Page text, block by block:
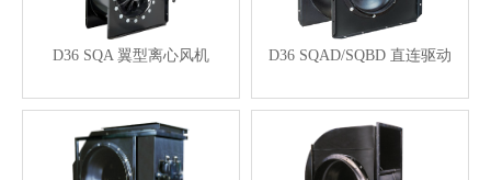
D36 SQA 翼型离心风机 D36 SQAD/SQBD 直连驱动